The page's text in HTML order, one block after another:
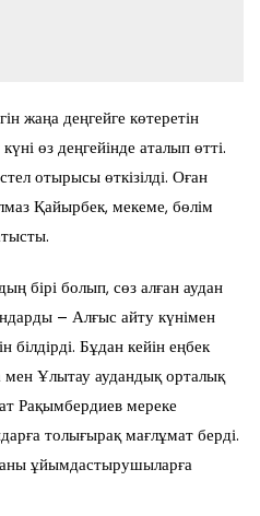
жаңа деңгейге көтеретін
өз деңгейінде аталып өтті.
отырысы өткізілді. Оған
Қайырбек, мекеме, бөлім
бірі болып, сөз алған аудан
– Алғыс айту күнімен
білдірді. Бұдан кейін еңбек
Ұлытау аудандық орталық
Рақымбердиев мереке
толығырақ мағлұмат берді.
ұйымдастырушыларға